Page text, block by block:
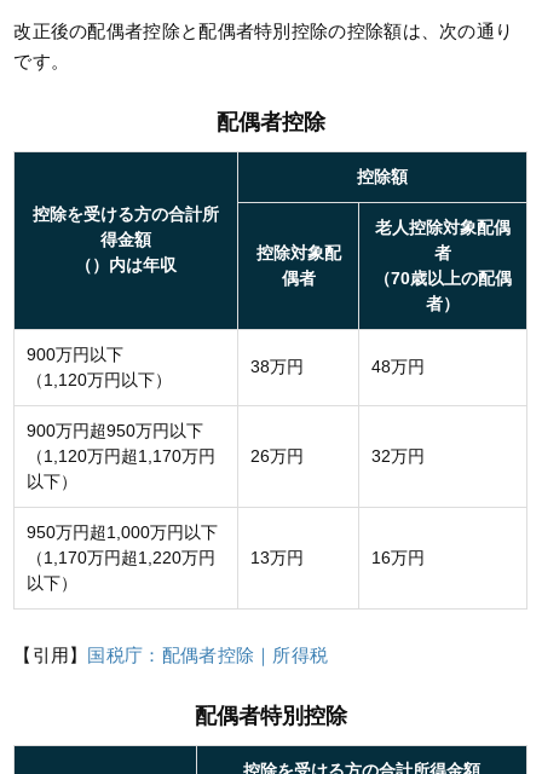
改正後の配偶者控除と配偶者特別控除の控除額は、次の通り
です。
配偶者控除
控除を受ける方の合計所
得金額
（）内は年収
控除額
控除対象配
偶者
老人控除対象配偶
者
（70歳以上の配偶
者）
900万円以下
（1,120万円以下）
38万円 48万円
900万円超950万円以下
（1,120万円超1,170万円
以下）
26万円 32万円
950万円超1,000万円以下
（1,170万円超1,220万円
以下）
13万円 16万円
【引用】 国税庁：配偶者控除｜所得税
配偶者特別控除
控除を受ける方の合計所得金額